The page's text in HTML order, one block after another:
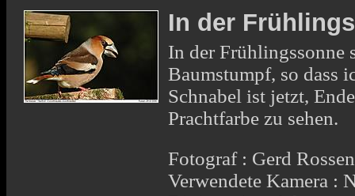
In der
In der Frühlingssonne
Baumstumpf, so dass
Schnabel ist jetzt,
Prachtfarbe zu sehen.
Fotograf : Gerd Rossen
Verwendete Kamera :